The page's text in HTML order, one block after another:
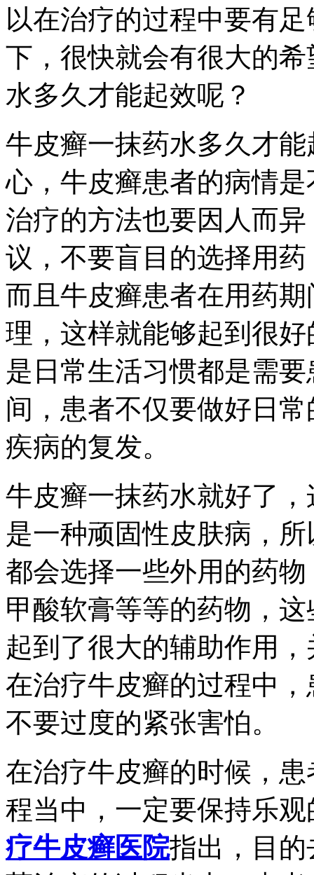
以在治疗的过程中要有
下，很快就会有很大的
水多久才能起效呢？
牛皮癣一抹药水多久才
心，牛皮癣患者的病情
治疗的方法也要因人而
议，不要盲目的选择用
而且牛皮癣患者在用药
理，这样就能够起到很
是日常生活习惯都是需
间，患者不仅要做好日
疾病的复发。
牛皮癣一抹药水就好了
是一种顽固性皮肤病，
都会选择一些外用的药
甲酸软膏等等的药物，
起到了很大的辅助作用
在治疗牛皮癣的过程中
不要过度的紧张害怕。
在治疗牛皮癣的时候，
程当中，一定要保持乐
疗牛皮癣医院指出，目